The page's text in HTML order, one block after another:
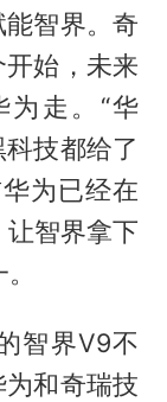
智界。奇
始，未来
走。“华
技都给了
为已经在
智界拿下
智界V9不
和奇瑞技